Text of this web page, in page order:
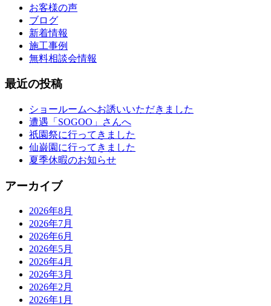
お客様の声
ブログ
新着情報
施工事例
無料相談会情報
最近の投稿
ショールームへお誘いいただきました
遭遇「SOGOO」さんへ
祇園祭に行ってきました
仙巌園に行ってきました
夏季休暇のお知らせ
アーカイブ
2026年8月
2026年7月
2026年6月
2026年5月
2026年4月
2026年3月
2026年2月
2026年1月